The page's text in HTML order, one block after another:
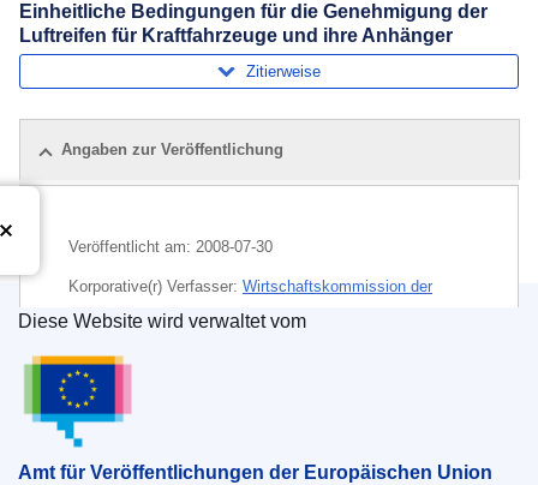
Einheitliche Bedingungen für die Genehmigung der
Luftreifen für Kraftfahrzeuge und ihre Anhänger
Zitierweise
Angaben zur Veröffentlichung
Veröffentlicht am: 2008-07-30
Korporative(r) Verfasser: Wirtschaftskommission der
Vereinten Nationen für Europa(Wirtschafts- und Sozialrat
Thema:
Nutzfahrzeug
CELEX : 42008X0730(01)
Amt für Veröffentlichungen der Europäischen
Diese Website wird verwaltet vom
Amt für Veröffentlichungen der Europäischen Union